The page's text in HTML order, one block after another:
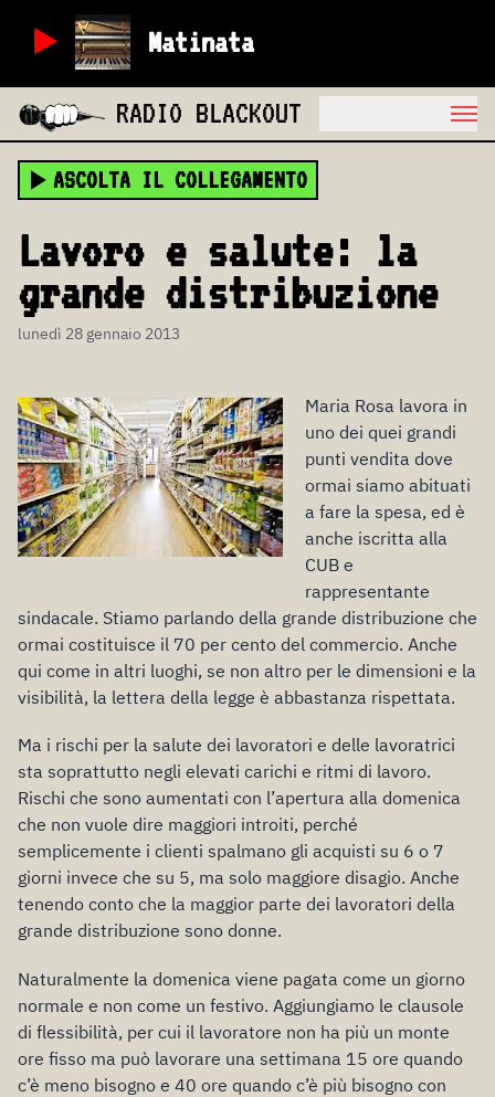
Matinata
RADIO BLACKOUT
ASCOLTA IL COLLEGAMENTO
Lavoro e salute: la
grande distribuzione
lunedì 28 gennaio 2013
Maria Rosa lavora in
uno dei quei grandi
punti vendita dove
ormai siamo abituati
a fare la spesa, ed è
anche iscritta alla
CUB e
rappresentante
sindacale. Stiamo parlando della grande distribuzione che
ormai costituisce il 70 per cento del commercio. Anche
qui come in altri luoghi, se non altro per le dimensioni e la
visibilità, la lettera della legge è abbastanza rispettata.
Ma i rischi per la salute dei lavoratori e delle lavoratrici
sta soprattutto negli elevati carichi e ritmi di lavoro.
Rischi che sono aumentati con l’apertura alla domenica
che non vuole dire maggiori introiti, perché
semplicemente i clienti spalmano gli acquisti su 6 o 7
giorni invece che su 5, ma solo maggiore disagio. Anche
tenendo conto che la maggior parte dei lavoratori della
grande distribuzione sono donne.
Naturalmente la domenica viene pagata come un giorno
normale e non come un festivo. Aggiungiamo le clausole
di flessibilità, per cui il lavoratore non ha più un monte
ore fisso ma può lavorare una settimana 15 ore quando
c’è meno bisogno e 40 ore quando c’è più bisogno con